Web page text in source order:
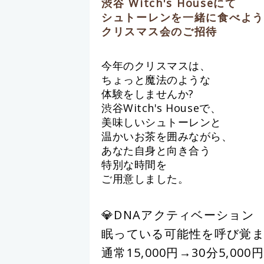
シュトーレンを一緒に食べよ
クリスマス会のご招待
今年のクリスマスは、
ちょっと魔法のような
体験をしませんか?
渋谷Witch's Houseで、
美味しいシュトーレンと
温かいお茶を囲みながら、
あなた自身と向き合う
特別な時間を
ご用意しました。
💎DNAアクティベーション
眠っている可能性を呼び覚
通常15,000円→30分5,000円